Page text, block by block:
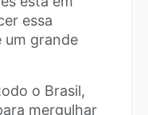
essa
um grande
o Brasil,
mergulhar